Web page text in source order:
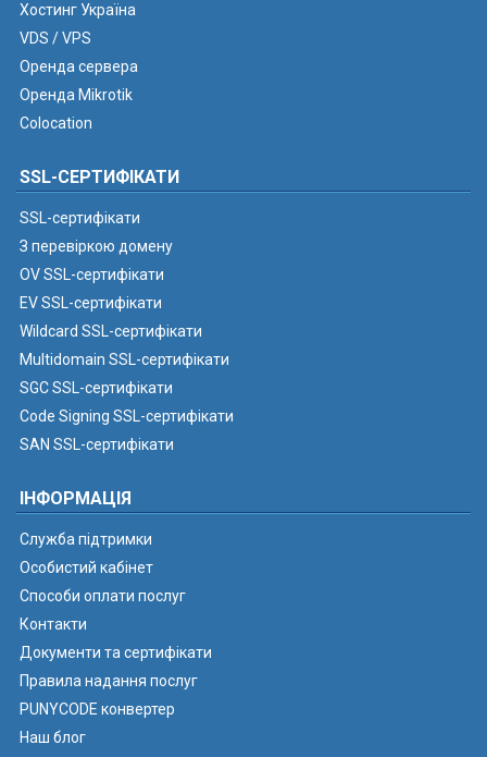
Хостинг Україна
VDS / VPS
Оренда сервера
Оренда Mikrotik
Colocation
SSL-СЕРТИФІКАТИ
SSL-сертифікати
З перевіркою домену
OV SSL-сертифікати
EV SSL-сертифікати
Wildcard SSL-сертифікати
Multidomain SSL-сертифікати
SGC SSL-сертифікати
Code Signing SSL-сертифікати
SAN SSL-сертифікати
ІНФОРМАЦІЯ
Служба підтримки
Особистий кабінет
Способи оплати послуг
Контакти
Документи та сертифікати
Правила надання послуг
PUNYCODE конвертер
Наш блог